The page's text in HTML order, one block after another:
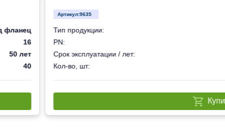
фланец
16
50 лет
40
Артикул:9635
Тип продукции:
PN:
Срок эксплуатации / лет:
Кол-во, шт: